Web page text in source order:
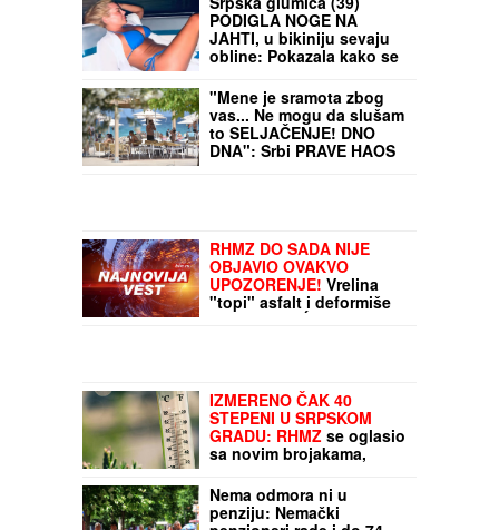
Srpska glumica (39)
PODIGLA NOGE NA
JAHTI, u bikiniju sevaju
obline: Pokazala kako se
DNA": Srbi PRAVE HAOS
na letovanju u Grčkoj!
Dragica poslala poruku
koja je zapalila mreže i